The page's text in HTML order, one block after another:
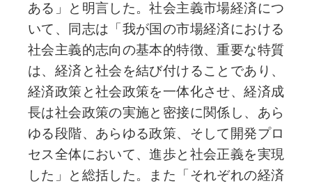
ある」と明言した。社会主義市場経済につ
いて、同志は「我が国の市場経済における
社会主義的志向の基本的特徴、重要な特質
は、経済と社会を結び付けることであり、
経済政策と社会政策を一体化させ、経済成
長は社会政策の実施と密接に関係し、あら
ゆる段階、あらゆる政策、そして開発プロ
セス全体において、進歩と社会正義を実現
した」と総括した。また「それぞれの経済